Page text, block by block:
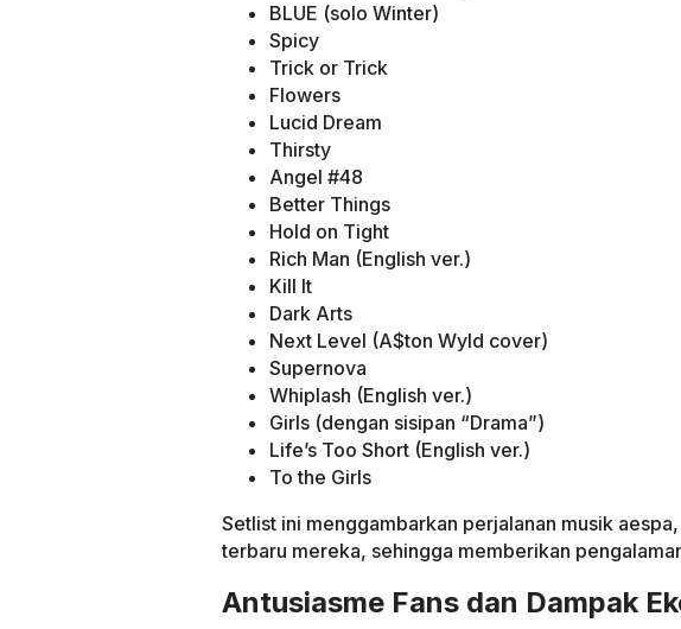
BLUE (solo Winter)
Spicy
Trick or Trick
Flowers
Lucid Dream
Thirsty
Angel #48
Better Things
Hold on Tight
Rich Man (English ver.)
Kill It
Dark Arts
Next Level (A$ton Wyld cover)
Supernova
Whiplash (English ver.)
Girls (dengan sisipan “Drama”)
Life’s Too Short (English ver.)
To the Girls
Setlist ini menggambarkan perjalanan musik
terbaru mereka, sehingga memberikan
Antusiasme Fans dan Dampak